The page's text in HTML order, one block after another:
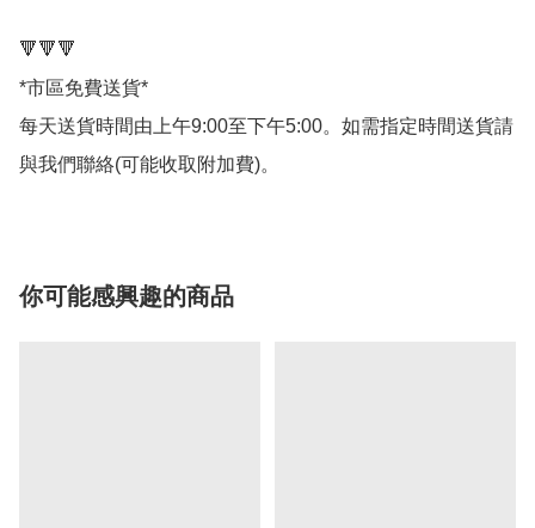
🔻🔻🔻
*市區免費送貨*
每天送貨時間由上午9:00至下午5:00。如需指定時間送貨請
與我們聯絡(可能收取附加費)。
你可能感興趣的商品